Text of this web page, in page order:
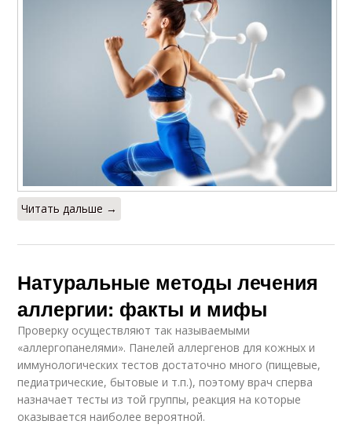
Читать дальше →
Натуральные методы лечения
аллергии: факты и мифы
Проверку осуществляют так называемыми
«аллергопанелями». Панелей аллергенов для кожных и
иммунологических тестов достаточно много (пищевые,
педиатрические, бытовые и т.п.), поэтому врач сперва
назначает тесты из той группы, реакция на которые
оказывается наиболее вероятной.